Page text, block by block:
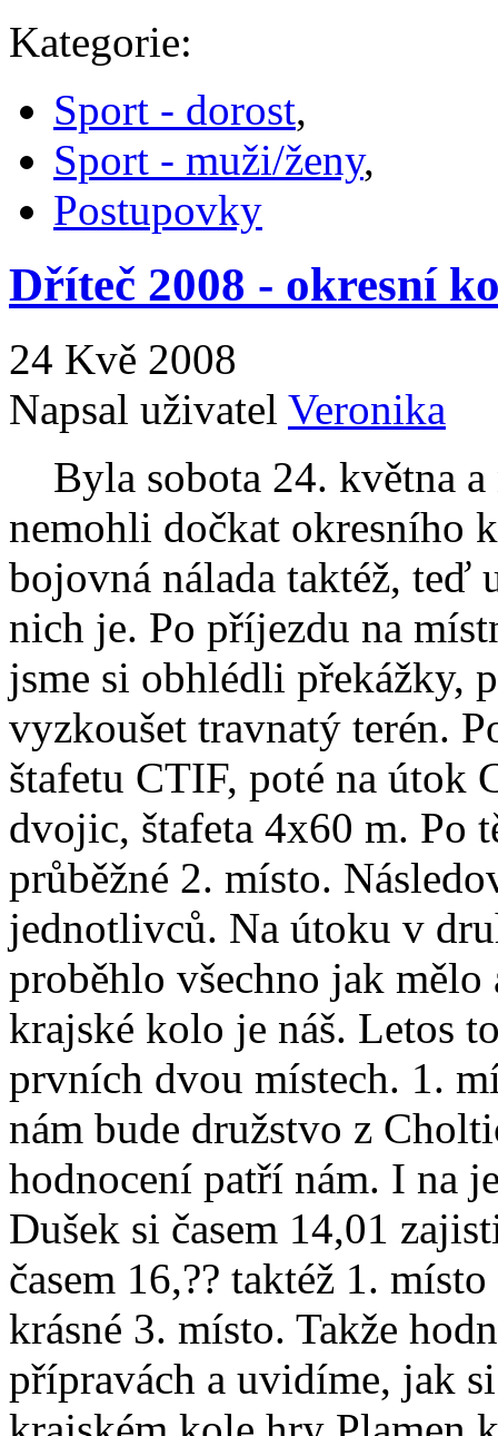
Kategorie:
Sport - dorost,
Sport - muži/ženy,
Postupovky
Dříteč 2008 - okresní
24 Kvě 2008
Napsal uživatel Veronika
Byla sobota 24. května a
nemohli dočkat okresního
bojovná nálada taktéž, teď
nich je. Po příjezdu na
jsme si obhlédli překážky,
vyzkoušet travnatý terén.
štafetu CTIF, poté na útok
dvojic, štafeta 4x60 m. Po
průběžné 2. místo.
jednotlivců. Na útoku v
proběhlo všechno jak
krajské kolo je náš. Letos
prvních dvou místech. 1.
nám bude družstvo z
hodnocení patří nám. I na
Dušek si časem 14,01
časem 16,?? taktéž 1.
krásné 3. místo. Takže
přípravách a uvidíme, jak